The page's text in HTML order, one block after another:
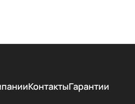
КонтактыГарантии